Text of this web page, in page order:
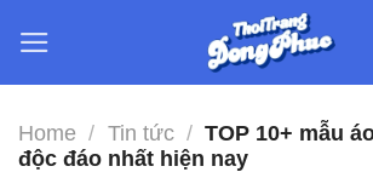
content
Home / Tin tức / TOP 10+ mẫu
độc đáo nhất hiện nay